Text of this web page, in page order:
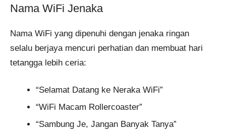
Nama WiFi Jenaka
Nama WiFi yang dipenuhi dengan jenaka ringan
selalu berjaya mencuri perhatian dan membuat hari
tetangga lebih ceria:
“Selamat Datang ke Neraka WiFi”
“WiFi Macam Rollercoaster”
“Sambung Je, Jangan Banyak Tanya”